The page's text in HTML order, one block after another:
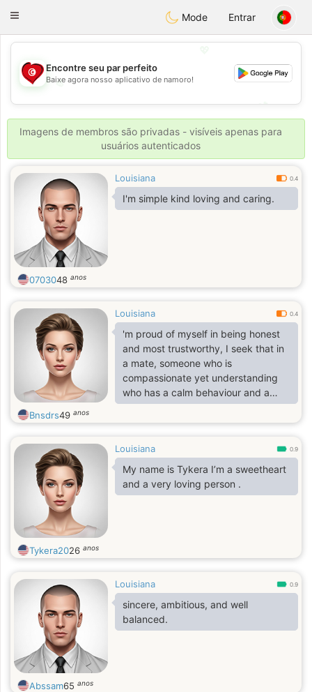
Tunisia Dating
Toggle
Mode Entrar
💖
💕
💕
Encontre seu par perfeito
Baixe agora nosso aplicativo de namoro!
Imagens de membros são privadas - visíveis apenas para
usuários autenticados
Louisiana 0.4
I'm simple kind loving and caring.
0703048 anos
Louisiana 0.4
'm proud of myself in being honest
and most trustworthy, I seek that in
a mate, someone who is
compassionate yet understanding
who has a calm behaviour and a
great personality
Bnsdrs49 anos
Louisiana 0.9
My name is Tykera I’m a sweetheart
and a very loving person .
Tykera2026 anos
Louisiana 0.9
sincere, ambitious, and well
balanced.
Abssam65 anos